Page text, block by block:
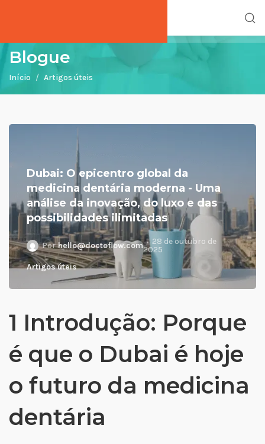
Blogue
Início Artigos úteis
Dubai: O epicentro global da
medicina dentária moderna - Uma
análise da inovação, do luxo e das
possibilidades ilimitadas
Por hello@doctoflow.com
28 de outubro de
2025
Artigos úteis
1 Introdução: Porque
é que o Dubai é hoje
o futuro da medicina
dentária